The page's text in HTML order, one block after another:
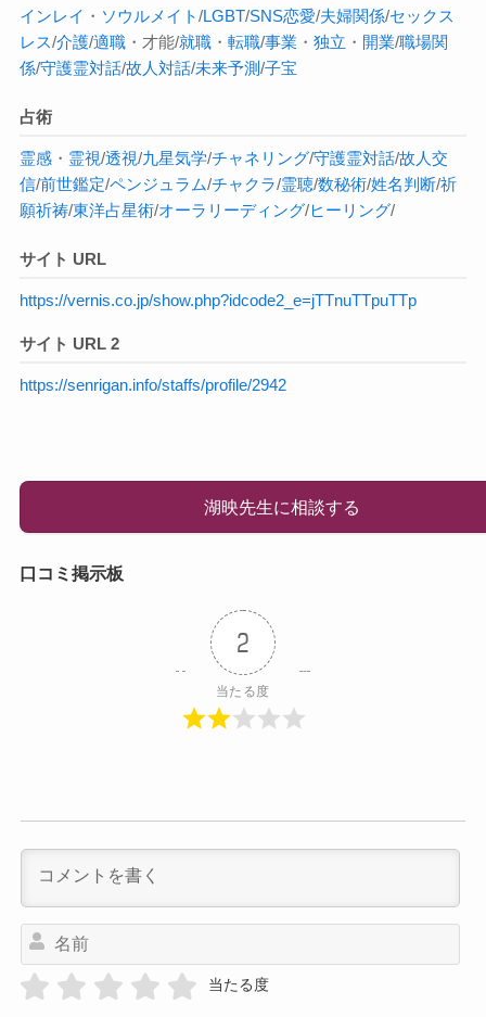
インレイ ・ ソウルメイト/LGBT/SNS恋愛/夫婦関係/セックス
レス/介護/適職・才能/就職・ 転職/事業 ・ 独立 ・ 開業/職場関
係/守護霊対話/故人対話/未来予測/子宝
占術
霊感・ 霊視/透視/九星気学/チャネリング/守護霊対話/故人交
信/前世鑑定/ペンジュラム/チャクラ/霊聴/数秘術/姓名判断/祈
願祈祷/東洋占星術/オーラ リーディング/ヒーリング/
サイト URL
https://vernis.co.jp/show.php?idcode2_e=jTTnuTTpuTTp
サイト URL 2
https://senrigan.info/staffs/profile/2942
湖映先生に相談する
口コミ掲示板
2
当たる度
当たる度